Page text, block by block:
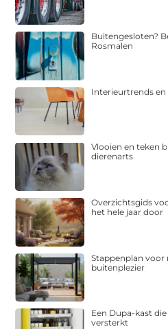
Buitengesloten?
Rosmalen
Interieurtrends en
Vlooien en teken
dierenarts
Overzichtsgids
het hele jaar door
Stappenplan
buitenplezier
Een Dupa-kast
versterkt